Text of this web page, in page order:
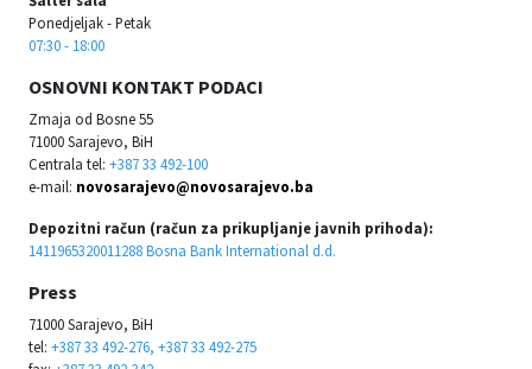
Ponedjeljak - Petak
07:30 - 18:00
OSNOVNI KONTAKT PODACI
Zmaja od Bosne 55
71000 Sarajevo, BiH
Centrala tel: +387 33 492-100
e-mail: novosarajevo@novosarajevo.ba
Depozitni račun (račun za prikupljanje javnih prihoda):
1411965320011288 Bosna Bank International d.d.
Press
71000 Sarajevo, BiH
tel: +387 33 492-276, +387 33 492-275